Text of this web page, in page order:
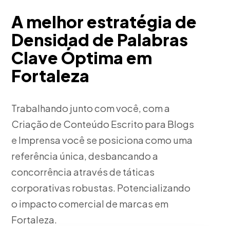
A melhor estratégia de
Densidad de Palabras
Clave Óptima em
Fortaleza
Trabalhando junto com você, com a
Criação de Conteúdo Escrito para Blogs
e Imprensa você se posiciona como uma
referência única, desbancando a
concorrência através de táticas
corporativas robustas. Potencializando
o impacto comercial de marcas em
Fortaleza.